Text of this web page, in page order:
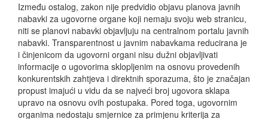
Između ostalog, zakon nije predvidio objavu planova javnih
nabavki za ugovorne organe koji nemaju svoju web stranicu,
niti se planovi nabavki objavljuju na centralnom portalu javnih
nabavki. Transparentnost u javnim nabavkama reducirana je
i činjenicom da ugovorni organi nisu dužni objavljivati
informacije o ugovorima sklopljenim na osnovu provedenih
konkurentskih zahtjeva i direktnih sporazuma, što je značajan
propust imajući u vidu da se najveći broj ugovora sklapa
upravo na osnovu ovih postupaka. Pored toga, ugovornim
organima nedostaju smjernice za primjenu kriterija za